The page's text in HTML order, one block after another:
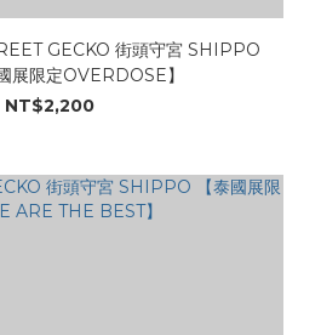
GECKO 街頭守宮 SHIPPO
展限定OVERDOSE】
NT$2,200